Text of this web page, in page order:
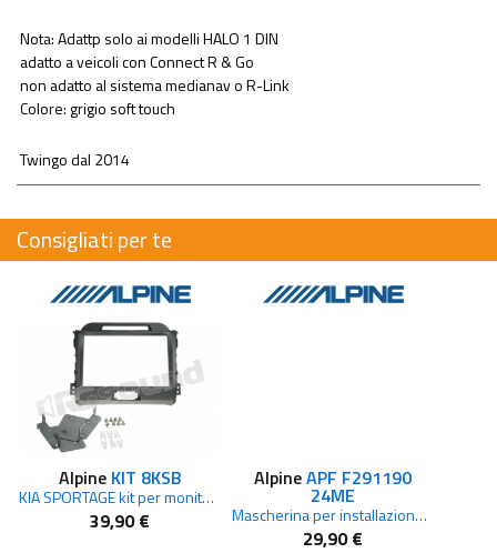
Nota: Adattp solo ai modelli HALO 1 DIN
adatto a veicoli con Connect R & Go
non adatto al sistema medianav o R-Link
Colore: grigio soft touch
Twingo dal 2014
Consigliati per te
Alpine KIT 8KSB
KIA SPORTAGE kit per monitor 8 pollici
39,90 €
AlpineAPF F291190
24ME
Mascherina per installazione su Mercedes
29,90 €